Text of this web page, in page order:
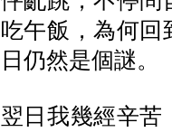
吃午飯，為何回
日仍然是個謎。
翌日我幾經辛苦